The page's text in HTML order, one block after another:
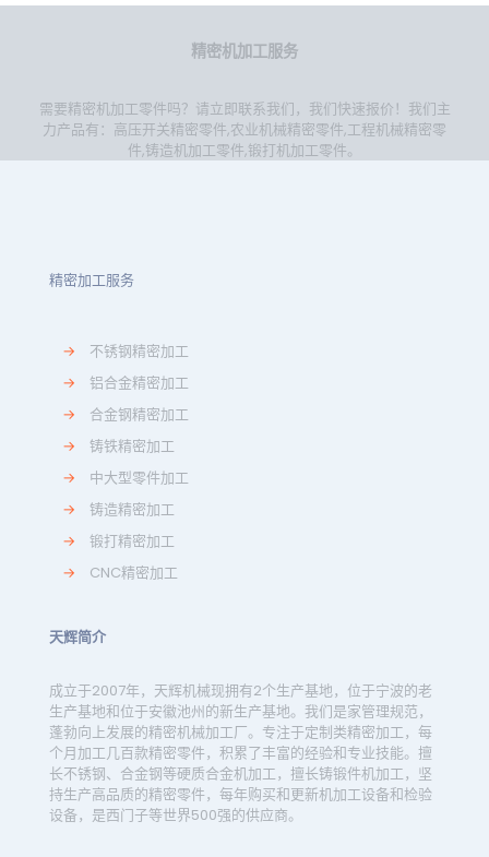
精密机加工服务
需要精密机加工零件吗？请立即联系我们，我们快速报价！我们主
力产品有： 高压开关精密零件,农业机械精密零件,工程机械精密零
件,铸造机加工零件,锻打机加工零件。
精密加工服务
→
不锈钢精密加工
→
铝合金精密加工
→
合金钢精密加工
→
铸铁精密加工
→
中大型零件加工
→
铸造精密加工
→
锻打精密加工
→
CNC精密加工
天辉简介
成立于2007年，天辉机械现拥有2个生产基地，位于宁波的老
生产基地和位于安徽池州的新生产基地。我们是家管理规范，
蓬勃向上发展的精密机械加工厂。专注于定制类精密加工，每
个月加工几百款精密零件，积累了丰富的经验和专业技能。擅
长不锈钢、合金钢等硬质合金机加工，擅长铸锻件机加工，坚
持生产高品质的精密零件，每年购买和更新机加工设备和检验
设备，是西门子等世界500强的供应商。